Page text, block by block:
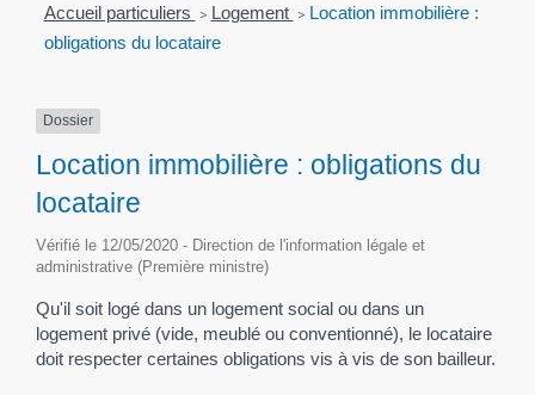
Accueil particuliers > Logement > Location immobilière :
obligations du locataire
Dossier
Location immobilière : obligations du
locataire
Vérifié le 12/05/2020 - Direction de l'information légale et
administrative (Première ministre)
Qu'il soit logé dans un logement social ou dans un
logement privé (vide, meublé ou conventionné), le locataire
doit respecter certaines obligations vis à vis de son bailleur.